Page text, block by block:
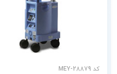
کد MEY-28879